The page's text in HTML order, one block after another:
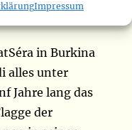
Impressum
in Burkina
alles unter
Jahre lang das
der